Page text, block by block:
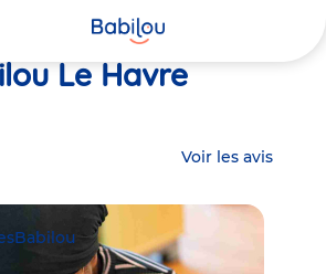
Le Havre
Voir les avis
Babilou